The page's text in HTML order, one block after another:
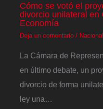
Cómo se votó el
divorcio unilateral en
Economía
Deja un comentario / Nacional
La Cámara de
en último debate, un
divorcio de forma
ley una…